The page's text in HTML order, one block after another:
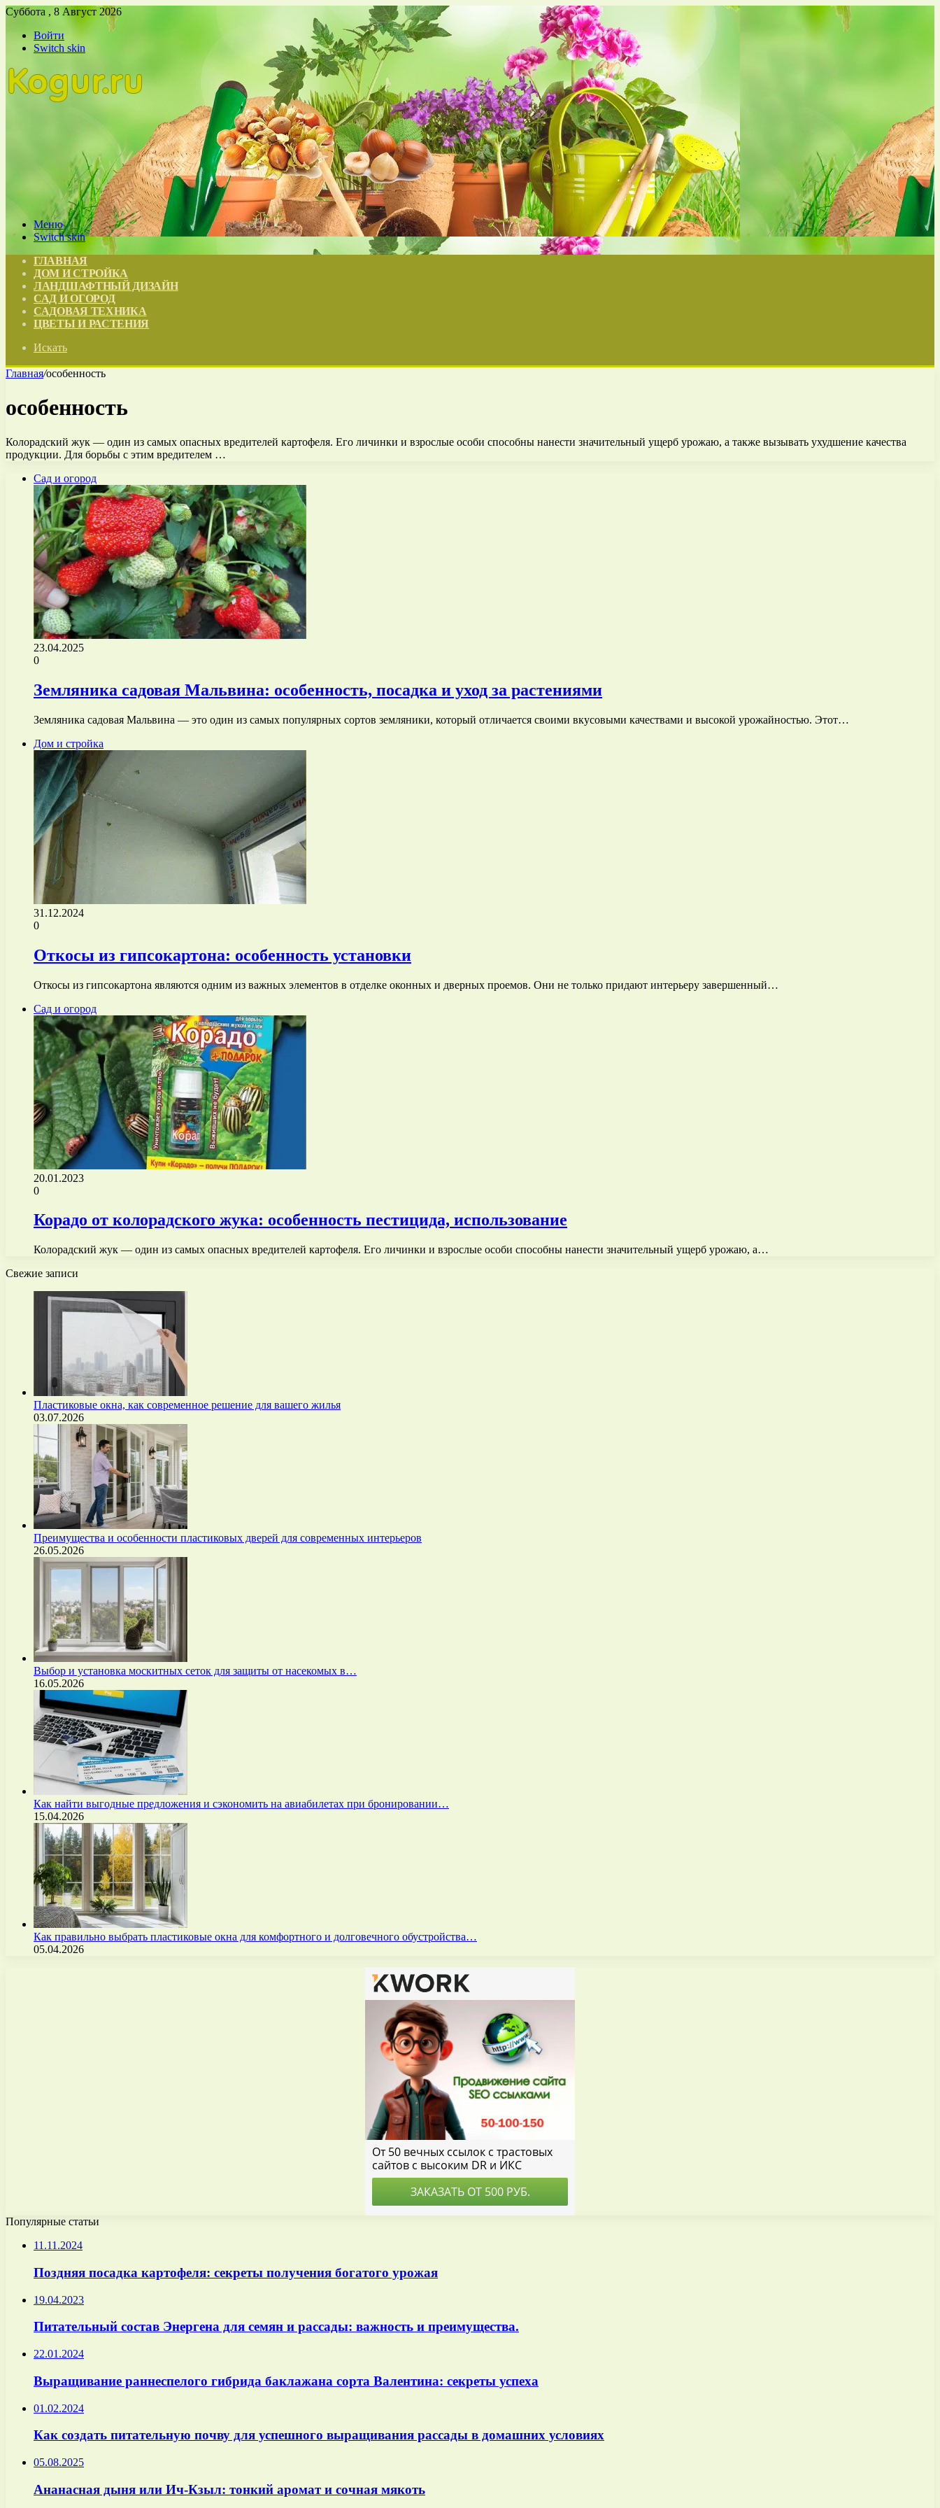
Суббота , 8 Август 2026
Войти
Switch skin
Меню
Switch skin
ГЛАВНАЯ
ДОМ И СТРОЙКА
ЛАНДШАФТНЫЙ ДИЗАЙН
САД И ОГОРОД
САДОВАЯ ТЕХНИКА
ЦВЕТЫ И РАСТЕНИЯ
Искать
Главная/особенность
особенность
Колорадский жук — один из самых опасных вредителей картофеля. Его личинки и взрослые особи способны нанести значительный ущерб урожаю, а также вызывать ухудшение качества
продукции. Для борьбы с этим вредителем …
Сад и огород
23.04.2025
0
Земляника садовая Мальвина: особенность, посадка и уход за растениями
Земляника садовая Мальвина — это один из самых популярных сортов земляники, который отличается своими вкусовыми качествами и высокой урожайностью. Этот…
Дом и стройка
31.12.2024
0
Откосы из гипсокартона: особенность установки
Откосы из гипсокартона являются одним из важных элементов в отделке оконных и дверных проемов. Они не только придают интерьеру завершенный…
Сад и огород
20.01.2023
0
Корадо от колорадского жука: особенность пестицида, использование
Колорадский жук — один из самых опасных вредителей картофеля. Его личинки и взрослые особи способны нанести значительный ущерб урожаю, а…
Свежие записи
Пластиковые окна, как современное решение для вашего жилья
03.07.2026
Преимущества и особенности пластиковых дверей для современных интерьеров
26.05.2026
Выбор и установка москитных сеток для защиты от насекомых в…
16.05.2026
Как найти выгодные предложения и сэкономить на авиабилетах при бронировании…
15.04.2026
Как правильно выбрать пластиковые окна для комфортного и долговечного обустройства…
05.04.2026
Популярные статьи
11.11.2024
Поздняя посадка картофеля: секреты получения богатого урожая
19.04.2023
Питательный состав Энергена для семян и рассады: важность и преимущества.
22.01.2024
Выращивание раннеспелого гибрида баклажана сорта Валентина: секреты успеха
01.02.2024
Как создать питательную почву для успешного выращивания рассады в домашних условиях
05.08.2025
Ананасная дыня или Ич-Кзыл: тонкий аромат и сочная мякоть